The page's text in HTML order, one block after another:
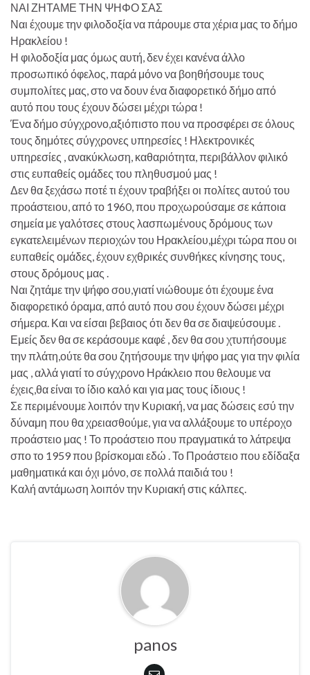
ΝΑΙ ΖΗΤΑΜΕ ΤΗΝ ΨΗΦΟ ΣΑΣ
Ναι έχουμε την φιλοδοξία να πάρουμε στα χέρια μας το δήμο
Ηρακλείου !
Η φιλοδοξία μας όμως αυτή, δεν έχει κανένα άλλο
προσωπικό όφελος, παρά μόνο να βοηθήσουμε τους
συμπολίτες μας, στο να δουν ένα διαφορετικό δήμο από
αυτό που τους έχουν δώσει μέχρι τώρα !
Ένα δήμο σύγχρονο,αξιόπιστο που να προσφέρει σε όλους
τους δημότες σύγχρονες υπηρεσίες ! Ηλεκτρονικές
υπηρεσίες , ανακύκλωση, καθαριότητα, περιβάλλον φιλικό
στις ευπαθείς ομάδες του πληθυσμού μας !
Δεν θα ξεχάσω ποτέ τι έχουν τραβήξει οι πολίτες αυτού του
προάστειου, από το 1960, που προχωρούσαμε σε κάποια
σημεία με γαλότσες στους λασπωμένους δρόμους των
εγκατελειμένων περιοχών του Ηρακλείου,μέχρι τώρα που οι
ευπαθείς ομάδες, έχουν εχθρικές συνθήκες κίνησης τους,
στους δρόμους μας .
Ναι ζητάμε την ψήφο σου,γιατί νιώθουμε ότι έχουμε ένα
διαφορετικό όραμα, από αυτό που σου έχουν δώσει μέχρι
σήμερα. Και να είσαι βεβαιος ότι δεν θα σε διαψεύσουμε .
Εμείς δεν θα σε κεράσουμε καφέ , δεν θα σου χτυπήσουμε
την πλάτη,ούτε θα σου ζητήσουμε την ψήφο μας για την φιλία
μας , αλλά γιατί το σύγχρονο Ηράκλειο που θελουμε να
έχεις,θα είναι το ίδιο καλό και για μας τους ίδιους !
Σε περιμένουμε λοιπόν την Κυριακή, να μας δώσεις εσύ την
δύναμη που θα χρειασθούμε, για να αλλάξουμε το υπέροχο
προάστειο μας ! Το προάστειο που πραγματικά το λάτρεψα
σπο το 1959 που βρίσκομαι εδώ . Το Προάστειο που εδίδαξα
μαθηματικά και όχι μόνο, σε πολλά παιδιά του !
Καλή αντάμωση λοιπόν την Κυριακή στις κάλπες.
panos